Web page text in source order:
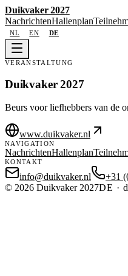
Duikvaker 2027
NachrichtenHallenplan
NL EN DE
VERANSTALTUNG
Duikvaker 2027
Beurs voor liefhebbers van de
www.duikvaker.nl
NAVIGATION
NachrichtenHallenplan
KONTAKT
info@duikvaker.nl
+31
© 2026 Duikvaker 2027DE ·